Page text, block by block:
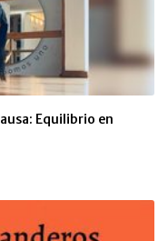
Equilibrio en